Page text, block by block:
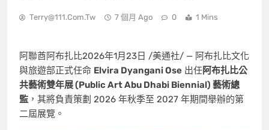
Terry@111.com.tw 7 個月 Ago 0 1 Mins
阿聯酋阿布扎比2026年1月23日 /美通社/ — 阿布扎比文化
與旅遊部正式任命 Elvira Dyangani Ose 出任阿布扎比公
共藝術雙年展 (Public Art Abu Dhabi Biennial) 藝術總
監 ，其將負責策劃 2026 年秋季至 2027 年期間舉辦的第
二屆展覽。